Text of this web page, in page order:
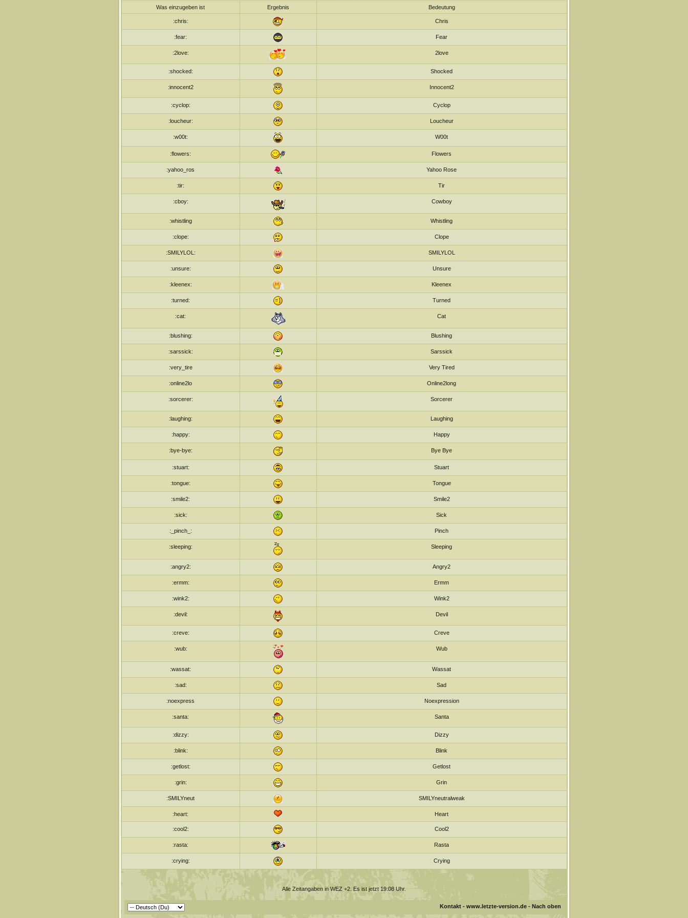
Was einzugeben ist Ergebnis Bedeutung
:chris: Chris
:fear: Fear
:2love: 2love
:shocked: Shocked
:innocent2 Innocent2
:cyclop: Cyclop
:loucheur: Loucheur
:w00t: W00t
:flowers: Flowers
:yahoo_ros Yahoo Rose
:tir: Tir
:cboy: Cowboy
:whistling Whistling
:clope: Clope
:SMILYLOL: SMILYLOL
:unsure: Unsure
:kleenex: Kleenex
:turned: Turned
:cat: Cat
:blushing: Blushing
:sarssick: Sarssick
:very_tire Very Tired
:online2lo Online2long
:sorcerer: Sorcerer
:laughing: Laughing
:happy: Happy
:bye-bye: Bye Bye
:stuart: Stuart
:tongue: Tongue
:smile2: Smile2
:sick: Sick
:_pinch_: Pinch
:sleeping: Sleeping
:angry2: Angry2
:ermm: Ermm
:wink2: Wink2
:devil: Devil
:creve: Creve
:wub: Wub
:wassat: Wassat
:sad: Sad
:noexpress Noexpression
:santa: Santa
:dizzy: Dizzy
:blink: Blink
:getlost: Getlost
:grin: Grin
:SMILYneut SMILYneutralweak
:heart: Heart
:cool2: Cool2
:rasta: Rasta
:crying: Crying
Alle Zeitangaben in WEZ +2. Es ist jetzt19:08Uhr.
Kontakt- www.letzte-version.de- Nach oben